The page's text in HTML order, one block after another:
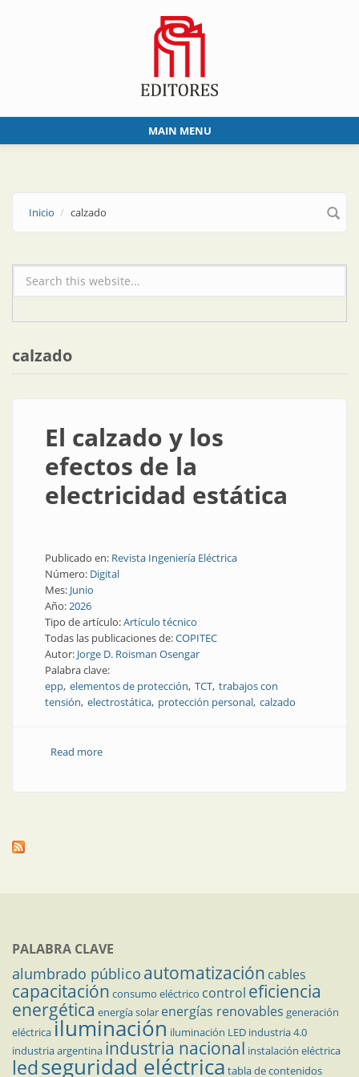
MAIN MENU
Inicio calzado
Formulario de búsqueda
calzado
El calzado y los
efectos de la
electricidad estática
Publicado en: Revista Ingeniería Eléctrica
Número: Digital
Mes: Junio
Año:2026
Tipo de artículo:Artículo técnico
Todas las publicaciones de:COPITEC
Autor: Jorge D. Roisman Osengar
Palabra clave:
epp elementos de protección TCT trabajos con
tensión electrostática protección personal calzado
Read moreabout El calzado y los efectos de la electricidad
PALABRA CLAVE
alumbrado público automatización cables
capacitación consumo eléctrico control eficiencia
energética energía solar energías renovables generación
eléctricailuminación iluminación LED industria 4.0
industria argentina industria nacional instalación eléctrica
ledseguridad eléctrica tabla de contenidos